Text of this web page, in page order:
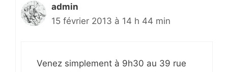
admin
15 février 2013 à 14 h 44 min
Venez simplement à 9h30 au 39 rue